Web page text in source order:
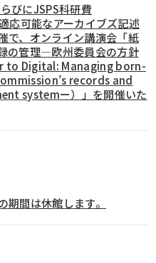
びにJSPS科研費
応可能なアーカイブズ記述
で、オンライン講演会「紙
の管理―欧州委員会の方針
to Digital: Managing born-
records and
systemー）」を開催いた
期間は休館します。